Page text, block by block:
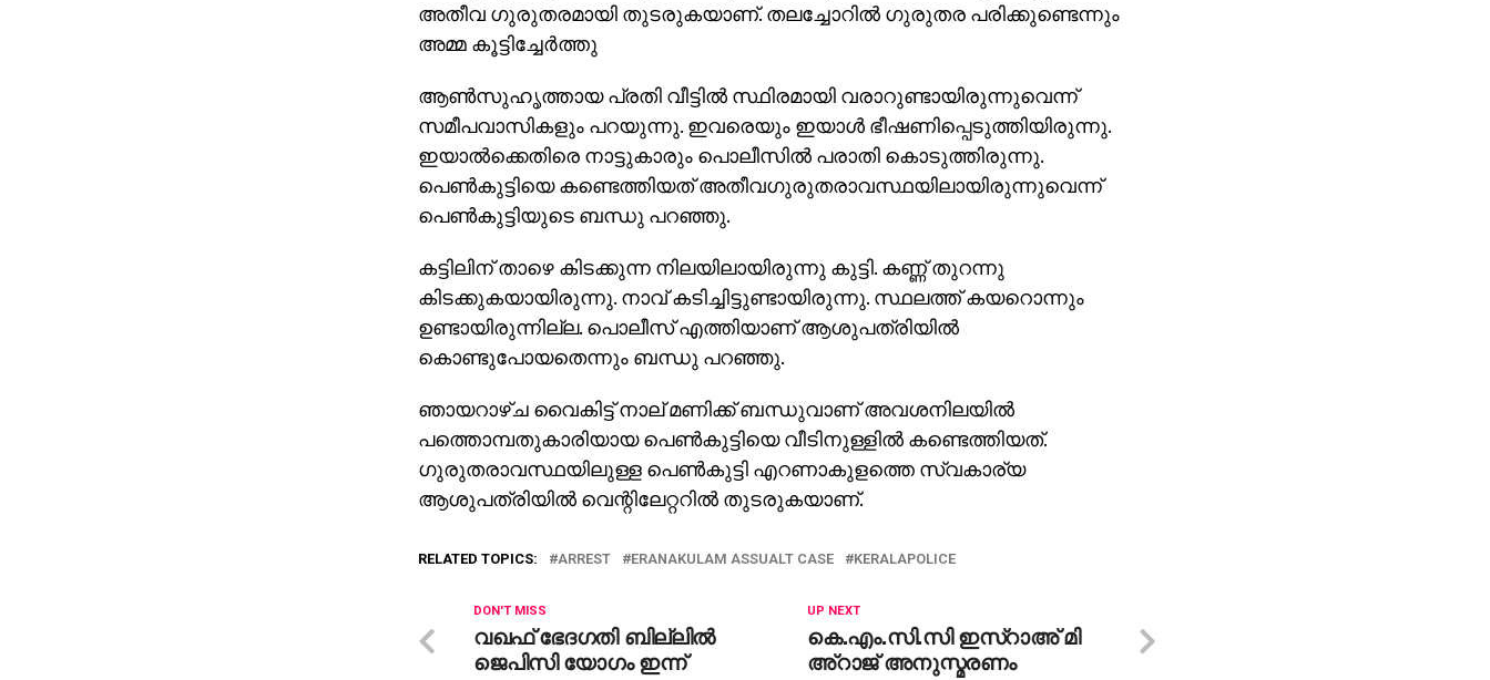
അതീവ ഗുരുതരമായി തുടരുകയാണ്. തലച്ചോറില്‍ ഗുരുതര പരിക്കുണ്ടെന്നും
അമ്മ കൂട്ടിച്ചേര്‍ത്തു
ആണ്‍സുഹൃത്തായ പ്രതി വീട്ടില്‍ സ്ഥിരമായി വരാറുണ്ടായിരുന്നുവെന്ന്
സമീപവാസികളും പറയുന്നു. ഇവരെയും ഇയാള്‍ ഭീഷണിപ്പെടുത്തിയിരുന്നു.
ഇയാല്‍ക്കെതിരെ നാട്ടുകാരും പൊലീസില്‍ പരാതി കൊടുത്തിരുന്നു.
പെണ്‍കുട്ടിയെ കണ്ടെത്തിയത് അതീവഗുരുതരാവസ്ഥയിലായിരുന്നുവെന്ന്
പെണ്‍കുട്ടിയുടെ ബന്ധു പറഞ്ഞു.
കട്ടിലിന് താഴെ കിടക്കുന്ന നിലയിലായിരുന്നു കുട്ടി. കണ്ണ് തുറന്നു
കിടക്കുകയായിരുന്നു. നാവ് കടിച്ചിട്ടുണ്ടായിരുന്നു. സ്ഥലത്ത് കയറൊന്നും
ഉണ്ടായിരുന്നില്ല. പൊലീസ് എത്തിയാണ് ആശുപത്രിയില്‍
കൊണ്ടുപോയതെന്നും ബന്ധു പറഞ്ഞു.
ഞായറാഴ്ച വൈകിട്ട് നാല് മണിക്ക് ബന്ധുവാണ് അവശനിലയില്‍
പത്തൊമ്പതുകാരിയായ പെണ്‍കുട്ടിയെ വീടിനുള്ളില്‍ കണ്ടെത്തിയത്.
ഗുരുതരാവസ്ഥയിലുള്ള പെണ്‍കുട്ടി എറണാകുളത്തെ സ്വകാര്യ
ആശുപത്രിയില്‍ വെന്റിലേറ്ററില്‍ തുടരുകയാണ്.
RELATED TOPICS: ARREST ERANAKULAM ASSUALT CASE KERALAPOLICE
UP NEXT
കെ.​എം.​സി.​സി ഇ​സ്റാ​അ് മി​
അ്റാ​ജ് അ​നു​സ്മ​ര​ണം
DON'T MISS
വഖഫ് ഭേദഗതി ബില്ലിൽ
ജെപിസി യോഗം ഇന്ന്